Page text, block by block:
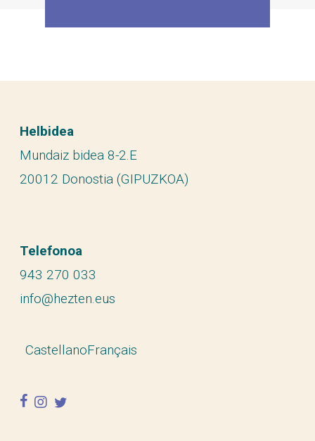
Helbidea
Mundaiz bidea 8-2.E
20012 Donostia (GIPUZKOA)
Telefonoa
943 270 033
info@hezten.eus
CastellanoFrançais
facebook
instagram
twitter